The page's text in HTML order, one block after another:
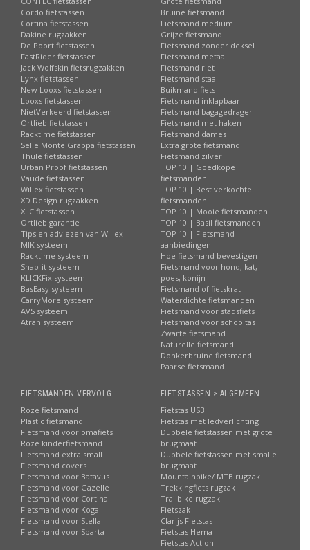
Cordo fietstassen
Cortina fietstassen
Dakine rugzakken
De Poort fietstassen
FastRider fietstassen
Jack Wolfskin fietsrugzakken
Lynx fietstassen
New Looxs fietstassen
Looxs fietstassen
NietVerkeerd fietstassen
Ortlieb fietstassen
Racktime fietstassen
Selle Monte Grappa fietstassen
Thule fietstassen
Urban Proof fietstassen
Vaude fietstassen
Willex fietstassen
XD Design rugzakken
XLC fietstassen
Ortlieb garantie
Tips en adviezen van Willex
MIK systeem
Racktime systeem
Snap-it systeem
KLICKFix systeem
BasEasy systeem
CarryMore systeem
AVS systeem
Atran systeem
Bruine fietsmand
Fietsmand medium
Grijze fietsmand
Fietsmand zonder deksel
Fietsmand metaal
Fietsmand riet
Fietsmand staal
Buikmand fiets
Fietsmand inklapbaar
Fietsmand bagagedrager
Fietsmand met haken
Fietsmand dames
Extra grote fietsmand
Fietsmand zilver
TOP 10 | Goedkope
fietsmanden
TOP 10 | Best verkochte
fietsmanden
TOP 10 | Mooie fietsmanden
TOP 10 | Basil fietsmanden
TOP 10 | Fietsmand
aanbiedingen
Hoe fietsmand bevestigen
Fietsmand voor hond, kat,
poes, konijn
Fietsmand of fietskrat
Waterdichte fietsmanden
Fietsmand voor stadsfiets
Fietsmand voor schooltas
Zwarte fietsmand
Naturelle fietsmand
Donkerbruine fietsmand
Paarse fietsmand
FIETSMANDEN VERVOLG
Roze fietsmand
Plastic fietsmand
Fietsmand voor omafiets
Roze kinderfietsmand
Fietsmand extra small
Fietsmand covers
Fietsmand voor Batavus
Fietsmand voor Gazelle
Fietsmand voor Cortina
Fietsmand voor Koga
Fietsmand voor Stella
Fietsmand voor Sparta
FIETSTASSEN > ALGEMEEN
Fietstas USB
Fietstas met ledverlichting
Dubbele fietstassen met grote
brugmaat
Dubbele fietstassen met smalle
brugmaat
Mountainbike/ MTB rugzak
Trekkingfiets rugzak
Trailbike rugzak
Fietszak
Clarijs Fietstas
Fietstas Hema
Fietstas Action